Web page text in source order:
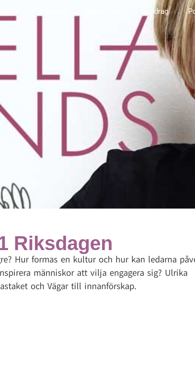
Uppdrag
Riksdagen
Hur formas en kultur och hur kan ledarna
människor att vilja engagera sig? Ulrika
och Vägar till innanförskap.